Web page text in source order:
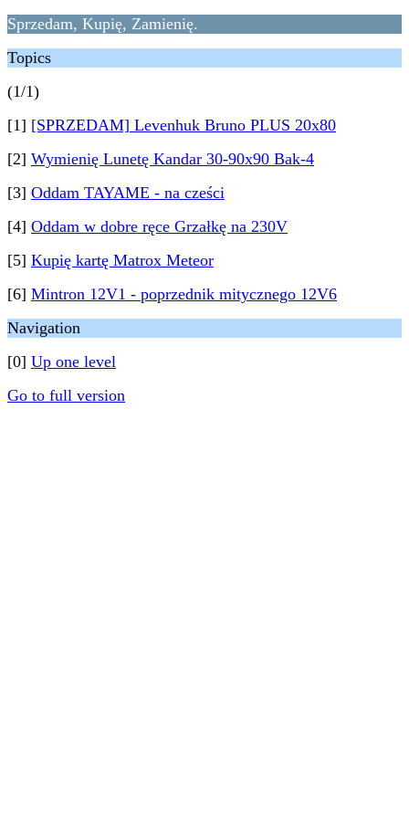
Sprzedam, Kupię, Zamienię.
Topics
(1/1)
[1] [SPRZEDAM] Levenhuk Bruno PLUS 20x80
[2] Wymienię Lunetę Kandar 30-90x90 Bak-4
[3] Oddam TAYAME - na cześci
[4] Oddam w dobre ręce Grzałkę na 230V
[5] Kupię kartę Matrox Meteor
[6] Mintron 12V1 - poprzednik mitycznego 12V6
Navigation
[0] Up one level
Go to full version